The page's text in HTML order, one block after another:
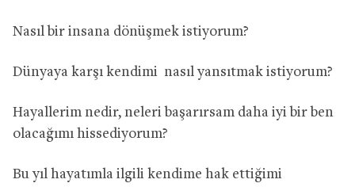
Nasıl bir insana dönüşmek istiyorum?
Dünyaya karşı kendimi nasıl yansıtmak istiyorum?
Hayallerim nedir, neleri başarırsam daha iyi bir ben
olacağımı hissediyorum?
Bu yıl hayatımla ilgili kendime hak ettiğimi